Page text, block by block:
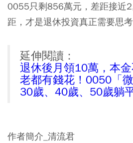
0055只剩856萬元，差距接近
距，才是退休投資真正需要思
延伸閱讀：
退休後月領10萬，本
老都有錢花！0050「
30歲、40歲、50歲躺
作者簡介_清流君